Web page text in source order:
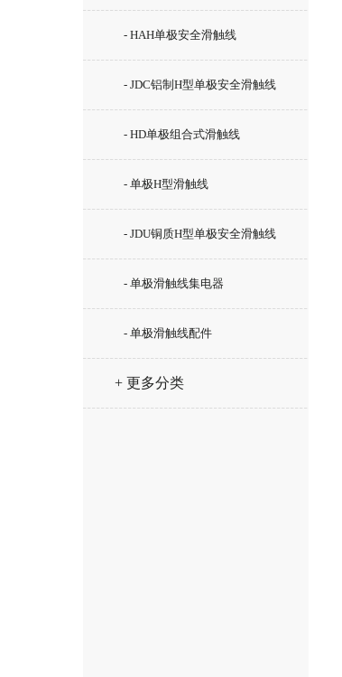
- HAH单极安全滑触线
- JDC铝制H型单极安全滑触线
- HD单极组合式滑触线
- 单极H型滑触线
- JDU铜质H型单极安全滑触线
- 单极滑触线集电器
- 单极滑触线配件
+ 更多分类